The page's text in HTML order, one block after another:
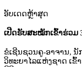
ອັບເດດຫຼ້າສຸດ
ເປີດຮັບສະໝັກເຂົ້າຮ່ວມ
ຂໍເຊີນຊວນຄູ-ອາຈານ,
ວິທະຍາໄລແຫ່ງຊາດ ເ